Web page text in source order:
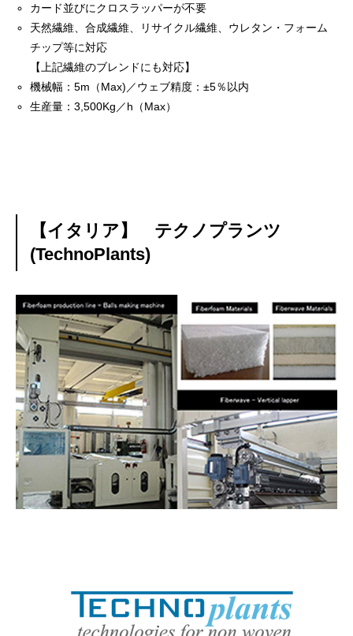
カード並びにクロスラッパーが不要
天然繊維、合成繊維、リサイクル繊維、ウレタン・フォーム
チップ等に対応
【上記繊維のブレンドにも対応】
機械幅：5m（Max)／ウェブ精度：±5％以内
生産量：3,500Kg／h（Max）
【イタリア】 テクノプランツ
(TechnoPlants)